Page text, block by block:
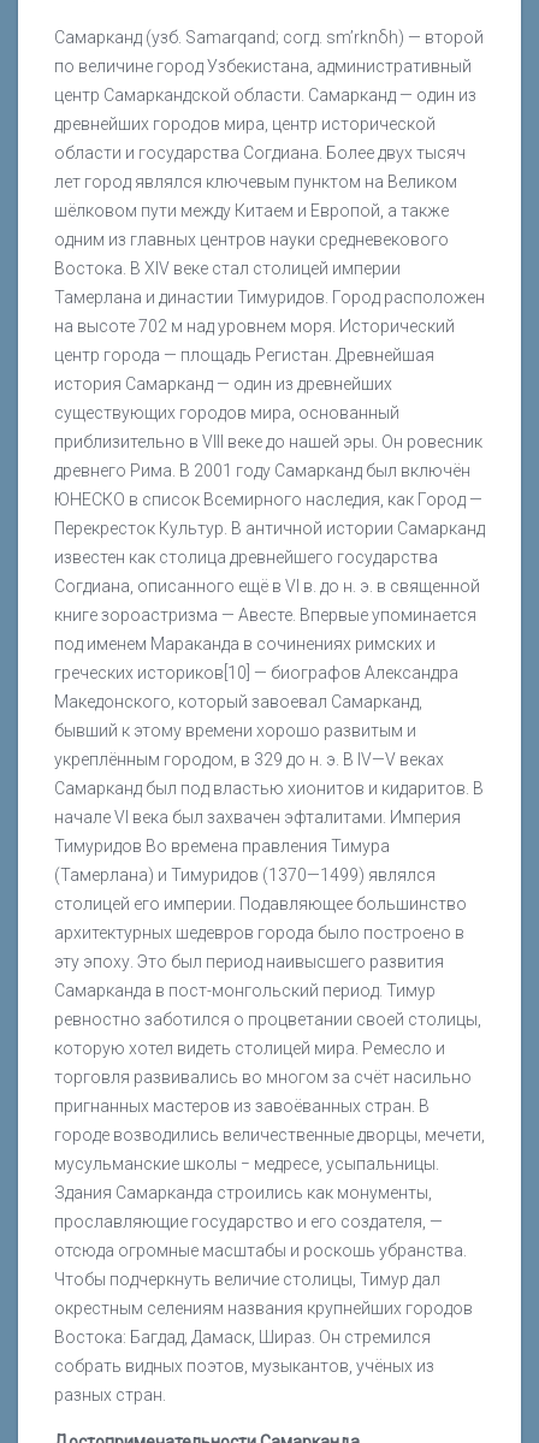
Самарканд (узб. Samarqand; согд. smʼrknδh) — второй
по величине город Узбекистана, административный
центр Самаркандской области. Самарканд — один из
древнейших городов мира, центр исторической
области и государства Согдиана. Более двух тысяч
лет город являлся ключевым пунктом на Великом
шёлковом пути между Китаем и Европой, а также
одним из главных центров науки средневекового
Востока. В XIV веке стал столицей империи
Тамерлана и династии Тимуридов. Город расположен
на высоте 702 м над уровнем моря. Исторический
центр города — площадь Регистан. Древнейшая
история Самарканд — один из древнейших
существующих городов мира, основанный
приблизительно в VIII веке до нашей эры. Он ровесник
древнего Рима. В 2001 году Самарканд был включён
ЮНЕСКО в список Всемирного наследия, как Город —
Перекресток Культур. В античной истории Самарканд
известен как столица древнейшего государства
Согдиана, описанного ещё в VI в. до н. э. в священной
книге зороастризма — Авесте. Впервые упоминается
под именем Мараканда в сочинениях римских и
греческих историков[10] — биографов Александра
Македонского, который завоевал Самарканд,
бывший к этому времени хорошо развитым и
укреплённым городом, в 329 до н. э. В IV—V веках
Самарканд был под властью хионитов и кидаритов. В
начале VI века был захвачен эфталитами. Империя
Тимуридов Во времена правления Тимура
(Тамерлана) и Тимуридов (1370—1499) являлся
столицей его империи. Подавляющее большинство
архитектурных шедевров города было построено в
эту эпоху. Это был период наивысшего развития
Самарканда в пост-монгольский период. Тимур
ревностно заботился о процветании своей столицы,
которую хотел видеть столицей мира. Ремесло и
торговля развивались во многом за счёт насильно
пригнанных мастеров из завоёванных стран. В
городе возводились величественные дворцы, мечети,
мусульманские школы − медресе, усыпальницы.
Здания Самарканда строились как монументы,
прославляющие государство и его создателя, —
отсюда огромные масштабы и роскошь убранства.
Чтобы подчеркнуть величие столицы, Тимур дал
окрестным селениям названия крупнейших городов
Востока: Багдад, Дамаск, Шираз. Он стремился
собрать видных поэтов, музыкантов, учёных из
разных стран.